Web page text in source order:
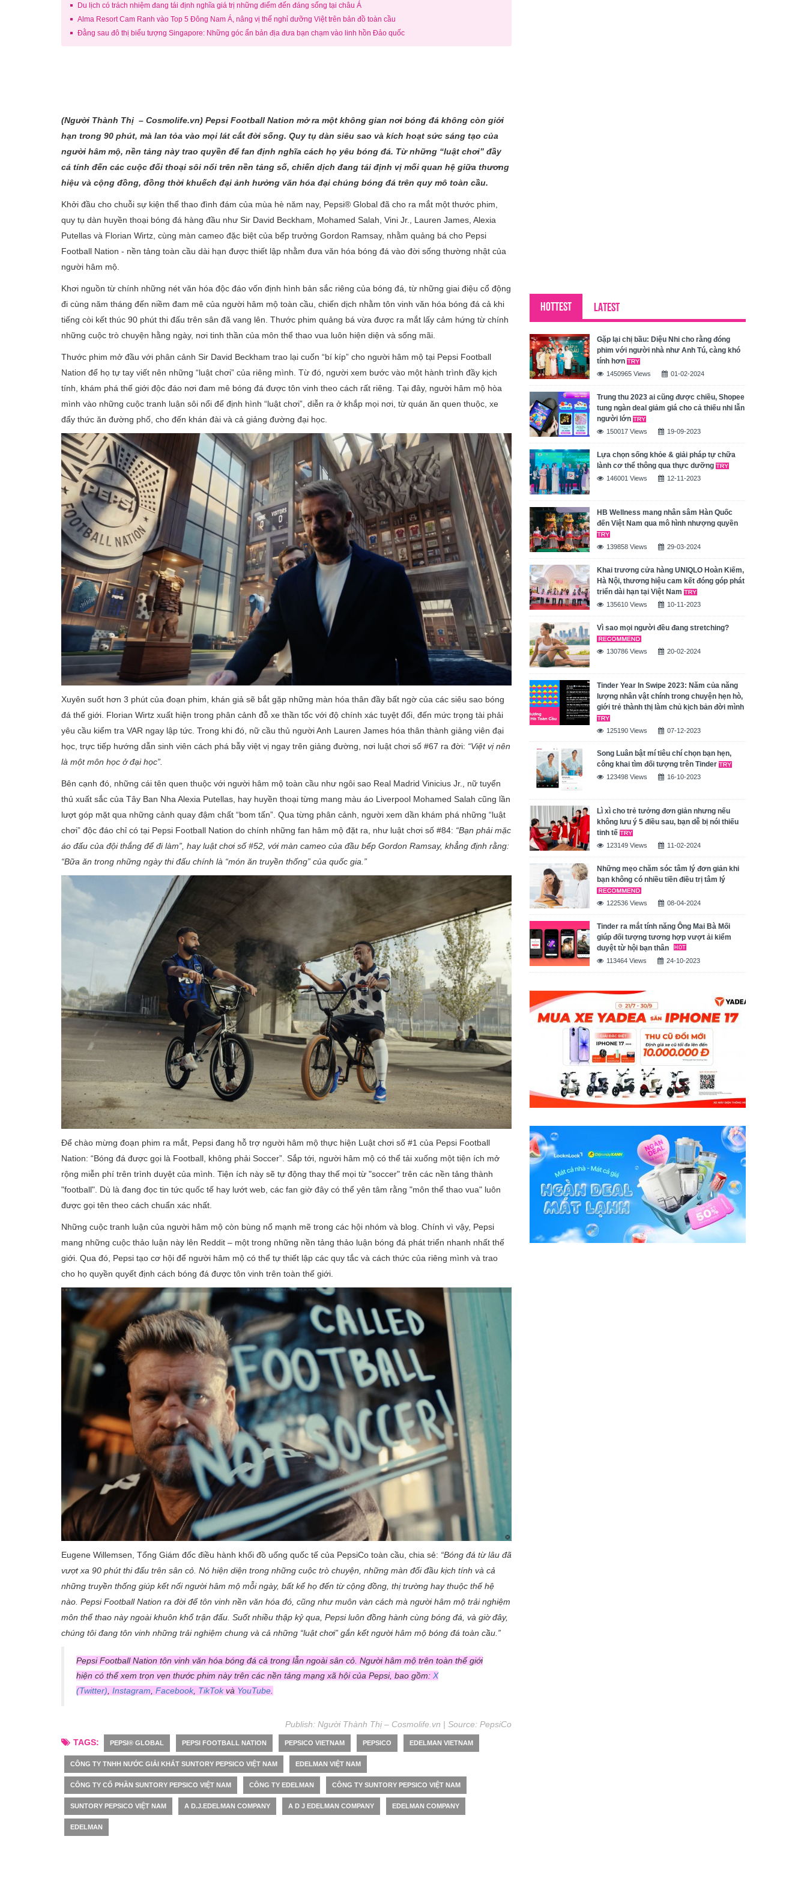
Du lịch có trách nhiệm đang tái định nghĩa giá trị những điểm đến đáng sống tại châu Á
Alma Resort Cam Ranh vào Top 5 Đông Nam Á, nâng vị thế nghỉ dưỡng Việt trên bản đồ toàn cầu
Đằng sau đô thị biểu tượng Singapore: Những góc ẩn bản địa đưa bạn chạm vào linh hồn Đảo quốc
(Người Thành Thị – Cosmolife.vn) Pepsi Football Nation mở ra một không gian nơi bóng đá không còn giới
hạn trong 90 phút, mà lan tỏa vào mọi lát cắt đời sống. Quy tụ dàn siêu sao và kích hoạt sức sáng tạo của
người hâm mộ, nền tảng này trao quyền để fan định nghĩa cách họ yêu bóng đá. Từ những “luật chơi” đầy
cá tính đến các cuộc đối thoại sôi nổi trên nền tảng số, chiến dịch đang tái định vị mối quan hệ giữa thương
hiệu và cộng đồng, đồng thời khuếch đại ảnh hưởng văn hóa đại chúng bóng đá trên quy mô toàn cầu.
Khởi đầu cho chuỗi sự kiện thể thao đình đám của mùa hè năm nay, Pepsi® Global đã cho ra mắt một thước phim,
quy tụ dàn huyền thoại bóng đá hàng đầu như Sir David Beckham, Mohamed Salah, Vini Jr., Lauren James, Alexia
Putellas và Florian Wirtz, cùng màn cameo đặc biệt của bếp trưởng Gordon Ramsay, nhằm quảng bá cho Pepsi
Football Nation - nền tảng toàn cầu dài hạn được thiết lập nhằm đưa văn hóa bóng đá vào đời sống thường nhật của
người hâm mộ.
Khơi nguồn từ chính những nét văn hóa độc đáo vốn định hình bản sắc riêng của bóng đá, từ những giai điệu cổ động
đi cùng năm tháng đến niềm đam mê của người hâm mộ toàn cầu, chiến dịch nhằm tôn vinh văn hóa bóng đá cả khi
tiếng còi kết thúc 90 phút thi đấu trên sân đã vang lên. Thước phim quảng bá vừa được ra mắt lấy cảm hứng từ chính
những cuộc trò chuyện hằng ngày, nơi tinh thần của môn thể thao vua luôn hiện diện và sống mãi.
Thước phim mở đầu với phân cảnh Sir David Beckham trao lại cuốn “bí kíp” cho người hâm mộ tại Pepsi Football
Nation để họ tự tay viết nên những “luật chơi” của riêng mình. Từ đó, người xem bước vào một hành trình đầy kịch
tính, khám phá thế giới độc đáo nơi đam mê bóng đá được tôn vinh theo cách rất riêng. Tại đây, người hâm mộ hòa
mình vào những cuộc tranh luận sôi nổi để định hình “luật chơi”, diễn ra ở khắp mọi nơi, từ quán ăn quen thuộc, xe
đẩy thức ăn đường phố, cho đến khán đài và cả giảng đường đại học.
Xuyên suốt hơn 3 phút của đoạn phim, khán giả sẽ bắt gặp những màn hóa thân đầy bất ngờ của các siêu sao bóng
đá thế giới. Florian Wirtz xuất hiện trong phân cảnh đỗ xe thần tốc với độ chính xác tuyệt đối, đến mức trọng tài phải
yêu cầu kiểm tra VAR ngay lập tức. Trong khi đó, nữ cầu thủ người Anh Lauren James hóa thân thành giảng viên đại
học, trực tiếp hướng dẫn sinh viên cách phá bẫy việt vị ngay trên giảng đường, nơi luật chơi số #67 ra đời: “Việt vị nên
là một môn học ở đại học”.
Bên cạnh đó, những cái tên quen thuộc với người hâm mộ toàn cầu như ngôi sao Real Madrid Vinicius Jr., nữ tuyển
thủ xuất sắc của Tây Ban Nha Alexia Putellas, hay huyền thoại từng mang màu áo Liverpool Mohamed Salah cũng lần
lượt góp mặt qua những cảnh quay đậm chất “bom tấn”. Qua từng phân cảnh, người xem dần khám phá những “luật
chơi” độc đáo chỉ có tại Pepsi Football Nation do chính những fan hâm mộ đặt ra, như luật chơi số #84: “Bạn phải mặc
áo đấu của đội thắng để đi làm”, hay luật chơi số #52, với màn cameo của đầu bếp Gordon Ramsay, khẳng định rằng:
“Bữa ăn trong những ngày thi đấu chính là “món ăn truyền thống” của quốc gia.”
Để chào mừng đoạn phim ra mắt, Pepsi đang hỗ trợ người hâm mộ thực hiện Luật chơi số #1 của Pepsi Football
Nation: “Bóng đá được gọi là Football, không phải Soccer”. Sắp tới, người hâm mộ có thể tải xuống một tiện ích mở
rộng miễn phí trên trình duyệt của mình. Tiện ích này sẽ tự động thay thế mọi từ "soccer" trên các nền tảng thành
"football". Dù là đang đọc tin tức quốc tế hay lướt web, các fan giờ đây có thể yên tâm rằng "môn thể thao vua" luôn
được gọi tên theo cách chuẩn xác nhất.
Những cuộc tranh luận của người hâm mộ còn bùng nổ mạnh mẽ trong các hội nhóm và blog. Chính vì vậy, Pepsi
mang những cuộc thảo luận này lên Reddit – một trong những nền tảng thảo luận bóng đá phát triển nhanh nhất thế
giới. Qua đó, Pepsi tạo cơ hội để người hâm mộ có thể tự thiết lập các quy tắc và cách thức của riêng mình và trao
cho họ quyền quyết định cách bóng đá được tôn vinh trên toàn thế giới.
Eugene Willemsen, Tổng Giám đốc điều hành khối đồ uống quốc tế của PepsiCo toàn cầu, chia sẻ: “Bóng đá từ lâu đã
vượt xa 90 phút thi đấu trên sân cỏ. Nó hiện diện trong những cuộc trò chuyện, những màn đối đầu kịch tính và cả
những truyền thống giúp kết nối người hâm mộ mỗi ngày, bất kể họ đến từ cộng đồng, thị trường hay thuộc thế hệ
nào. Pepsi Football Nation ra đời để tôn vinh nền văn hóa đó, cũng như muôn vàn cách mà người hâm mộ trải nghiệm
môn thể thao này ngoài khuôn khổ trận đấu. Suốt nhiều thập kỷ qua, Pepsi luôn đồng hành cùng bóng đá, và giờ đây,
chúng tôi đang tôn vinh những trải nghiệm chung và cả những “luật chơi” gắn kết người hâm mộ bóng đá toàn cầu.”
Pepsi Football Nation tôn vinh văn hóa bóng đá cả trong lẫn ngoài sân cỏ. Người hâm mộ trên toàn thế giới
hiện có thể xem trọn vẹn thước phim này trên các nền tảng mạng xã hội của Pepsi, bao gồm: X
(Twitter) Instagram Facebook TikTok và YouTube
Publish: Người Thành Thị – Cosmolife.vn | Source: PepsiCo
TAGS:
PEPSI® GLOBAL PEPSI FOOTBALL NATION PEPSICO VIETNAM PEPSICO EDELMAN VIETNAM
CÔNG TY TNHH NƯỚC GIẢI KHÁT SUNTORY PEPSICO VIỆT NAM EDELMAN VIỆT NAM
CÔNG TY CỔ PHẦN SUNTORY PEPSICO VIỆT NAM CÔNG TY EDELMAN CÔNG TY SUNTORY PEPSICO VIỆT NAM
SUNTORY PEPSICO VIỆT NAM A D.J.EDELMAN COMPANY A D J EDELMAN COMPANY EDELMAN COMPANY
EDELMAN
HOTTEST LATEST
Gặp lại chị bầu: Diệu Nhi cho rằng đóng
phim với người nhà như Anh Tú, càng khó
tính hơn
1450965 Views 01-02-2024
Trung thu 2023 ai cũng được chiều, Shopee
tung ngàn deal giảm giá cho cả thiếu nhi lẫn
người lớn
150017 Views 19-09-2023
Lựa chọn sống khỏe & giải pháp tự chữa
lành cơ thể thông qua thực dưỡng
146001 Views 12-11-2023
HB Wellness mang nhân sâm Hàn Quốc
đến Việt Nam qua mô hình nhượng quyền
139858 Views 29-03-2024
Khai trương cửa hàng UNIQLO Hoàn Kiếm,
Hà Nội, thương hiệu cam kết đóng góp phát
triển dài hạn tại Việt Nam
135610 Views 10-11-2023
Vì sao mọi người đều đang stretching?
130786 Views 20-02-2024
Tinder Year In Swipe 2023: Năm của năng
lượng nhân vật chính trong chuyện hẹn hò,
giới trẻ thành thị làm chủ kịch bản đời mình
125190 Views 07-12-2023
Song Luân bật mí tiêu chí chọn bạn hẹn,
công khai tìm đối tượng trên Tinder
123498 Views 16-10-2023
Lì xì cho trẻ tưởng đơn giản nhưng nếu
không lưu ý 5 điều sau, bạn dễ bị nói thiếu
tinh tế
123149 Views 11-02-2024
Những mẹo chăm sóc tâm lý đơn giản khi
bạn không có nhiều tiền điều trị tâm lý
122536 Views 08-04-2024
Tinder ra mắt tính năng Ông Mai Bà Mối
giúp đối tượng tương hợp vượt ải kiểm
duyệt từ hội bạn thân
113464 Views 24-10-2023